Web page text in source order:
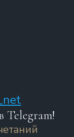
Telegram!